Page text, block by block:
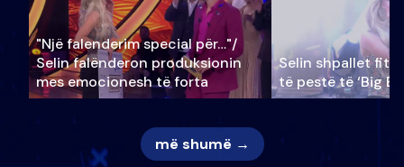
"Një falenderim special për…"/
Selin falënderon produksionin
mes emocionesh të forta
Selin shpallet
të pestë të ‘Big
më shumë →